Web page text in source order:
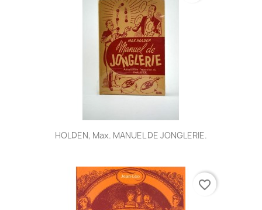
HOLDEN, Max. MANUEL DE JONGLERIE.
favorite_border